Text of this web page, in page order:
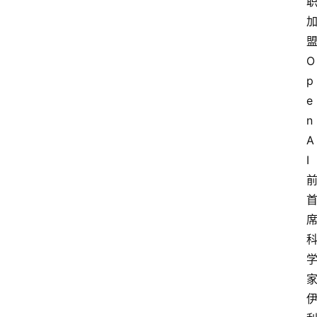
加
盟
O
p
e
n
A
I
前
首
席
科
学
家
伊